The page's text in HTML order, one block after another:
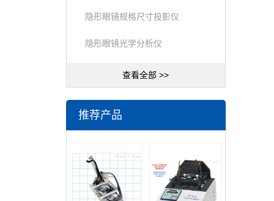
隐形眼镜规格尺寸投影仪
隐形眼镜光学分析仪
查看全部 >>
推荐产品